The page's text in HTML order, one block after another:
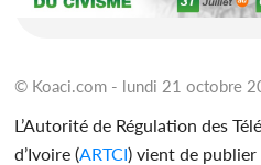
© Koaci.com - lundi 21 octobre
L’Autorité de Régulation des
d’Ivoire (ARTCI) vient de